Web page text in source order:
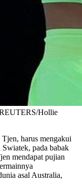
Hollie
harus mengakui
pada babak
mendapat pujian
asal Australia,